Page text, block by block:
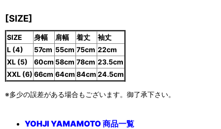
[SIZE]
SIZE 身幅 肩幅 着丈
袖丈
L (4)
57cm 55cm 75cm 22cm
XL (5)
60cm 58cm 78cm 23.5cm
XXL (6) 66cm 64cm 84cm 24.5cm
※多少の誤差がある場合もございます。御了承下さい。
YOHJI YAMAMOTO 商品一覧